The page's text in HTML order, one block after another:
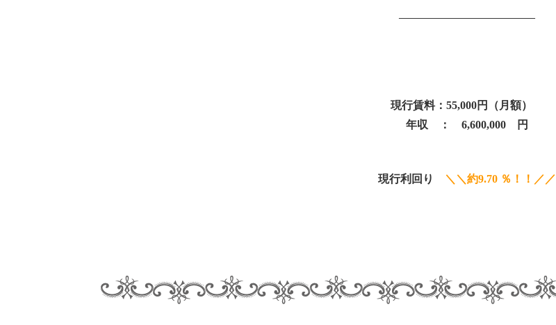
――――――――――――――
現行賃料：55,000円（月額）
年収 ： 6,600,000 円
現行利回り ＼＼約9.70 ％！！／／